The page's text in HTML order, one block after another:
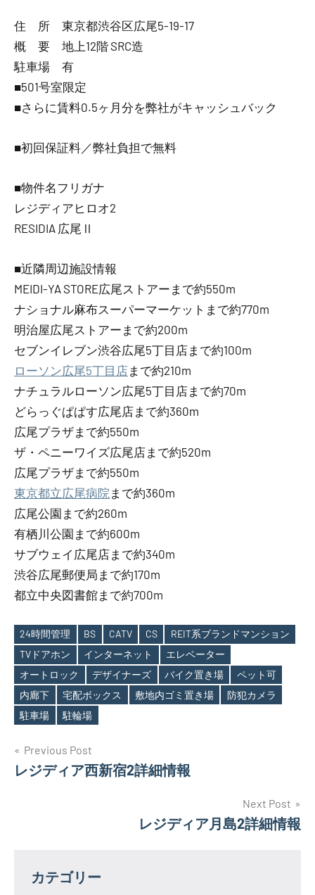
住 所 東京都渋谷区広尾5-19-17
概 要 地上12階 SRC造
駐車場 有
■501号室限定
■さらに賃料0.5ヶ月分を弊社がキャッシュバック
■初回保証料／弊社負担で無料
■物件名フリガナ
レジディアヒロオ2
RESIDIA 広尾Ⅱ
■近隣周辺施設情報
MEIDI-YA STORE広尾ストアーまで約550m
ナショナル麻布スーパーマーケットまで約770m
明治屋広尾ストアーまで約200m
セブンイレブン渋谷広尾5丁目店まで約100m
ローソン広尾5丁目店まで約210m
ナチュラルローソン広尾5丁目店まで約70m
どらっぐぱぱす広尾店まで約360m
広尾プラザまで約550m
ザ・ペニーワイズ広尾店まで約520m
広尾プラザまで約550m
東京都立広尾病院 まで約360m
広尾公園まで約260m
有栖川公園まで約600m
サブウェイ広尾店まで約340m
渋谷広尾郵便局まで約170m
都立中央図書館まで約700m
Tags
24時間管理 BS CATV CS
REIT系ブランドマンション
TVドアホン
インターネット
エレベーター
オートロック
デザイナーズ バイク置き場
ペット可
内廊下
宅配ボックス 敷地内ゴミ置き場
防犯カメラ
駐車場
駐輪場
投
稿
ー
Previous Post
レジディア西新宿2詳細情報
Next Post
レジディア月島2詳細情報
カテゴリー